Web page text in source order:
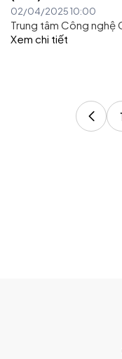
02/04/2025 10:00
Trung tâm Công nghệ
Xem chi tiết